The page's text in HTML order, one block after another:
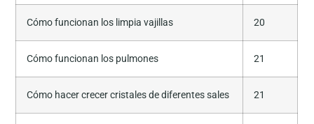
Cómo funcionan los limpia vajillas 20
Cómo funcionan los pulmones 21
Cómo hacer crecer cristales de diferentes sales 21